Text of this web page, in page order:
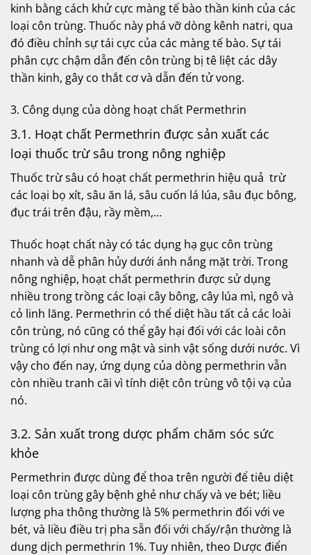
kinh bằng cách khử cực màng tế bào thần kinh của các
loại côn trùng. Thuốc này phá vỡ dòng kênh natri, qua
đó điều chỉnh sự tái cực của các màng tế bào. Sự tái
phân cực chậm dẫn đến côn trùng bị tê liệt các dây
thần kinh, gây co thắt cơ và dẫn đến tử vong.
3. Công dụng của dòng hoạt chất Permethrin
3.1. Hoạt chất Permethrin được sản xuất các
loại thuốc trừ sâu trong nông nghiệp
Thuốc trừ sâu có hoạt chất permethrin hiệu quả trừ
các loại bọ xít, sâu ăn lá, sâu cuốn lá lúa, sâu đục bông,
đục trái trên đậu, rầy mềm,…
Thuốc hoạt chất này có tác dụng hạ gục côn trùng
nhanh và dễ phân hủy dưới ánh nắng mặt trời. Trong
nông nghiệp, hoạt chất permethrin được sử dụng
nhiều trong trồng các loại cây bông, cây lúa mì, ngô và
cỏ linh lăng. Permethrin có thể diệt hầu tất cả các loài
côn trùng, nó cũng có thể gây hại đối với các loài côn
trùng có lợi như o­ng mật và sinh vật sống dưới nước. Vì
vậy cho đến nay, ứng dụng của dòng permethrin vẫn
còn nhiều tranh cãi vì tính diệt côn trùng vô tội vạ của
nó.
3.2. Sản xuất trong dược phẩm chăm sóc sức
khỏe
Permethrin được dùng để thoa trên người để tiêu diệt
loại côn trùng gây bệnh ghẻ như chấy và ve bét; liều
lượng pha thông thường là 5% permethrin đối với ve
bét, và liều điều trị pha sẵn đối với chấy/rận thường là
dung dịch permethrin 1%. Tuy nhiên, theo Dược điển